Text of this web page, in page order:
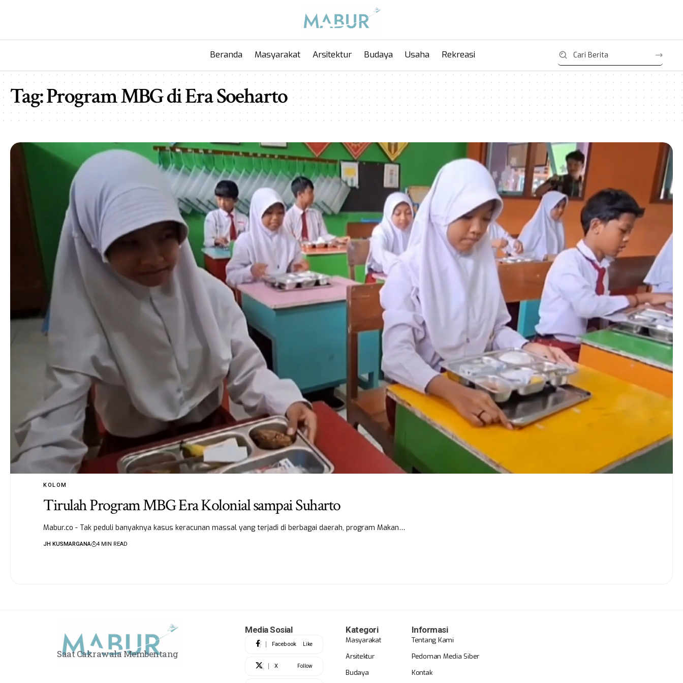
Beranda Masyarakat Arsitektur Budaya Usaha Rekreasi
Tag:Program MBG di Era Soeharto
KOLOM
Tirulah Program MBG Era Kolonial sampai Suharto
Mabur.co - Tak peduli banyaknya kasus keracunan massal yang terjadi di berbagai daerah, program Makan…
JH KUSMARGANA 4 MIN READ
Saat Cakrawala Membentang
Media Sosial
Facebook Like
X Follow
Kategori
Masyarakat
Arsitektur
Budaya
Informasi
Tentang Kami
Pedoman Media Siber
Kontak